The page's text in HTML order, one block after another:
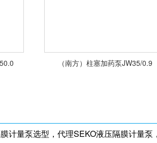
<查看详情>
（南方）柱塞加药泵JW35/0.9
计量泵选型，代理SEKO液压隔膜计量